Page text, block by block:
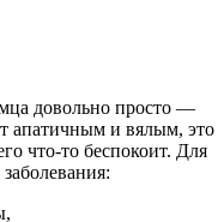
довольно просто —
апатичным и вялым, это
что-то беспокоит. Для